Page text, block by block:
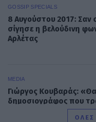
GOSSIP SPECIALS
8 Αυγούστου 2017: Σαν
σίγησε η βελούδινη
Αρλέτας
MEDIA
Γιώργος Κουβαράς:
δημοσιογράφος που
Η συνεργασία με τον
ΟΛΕΣ